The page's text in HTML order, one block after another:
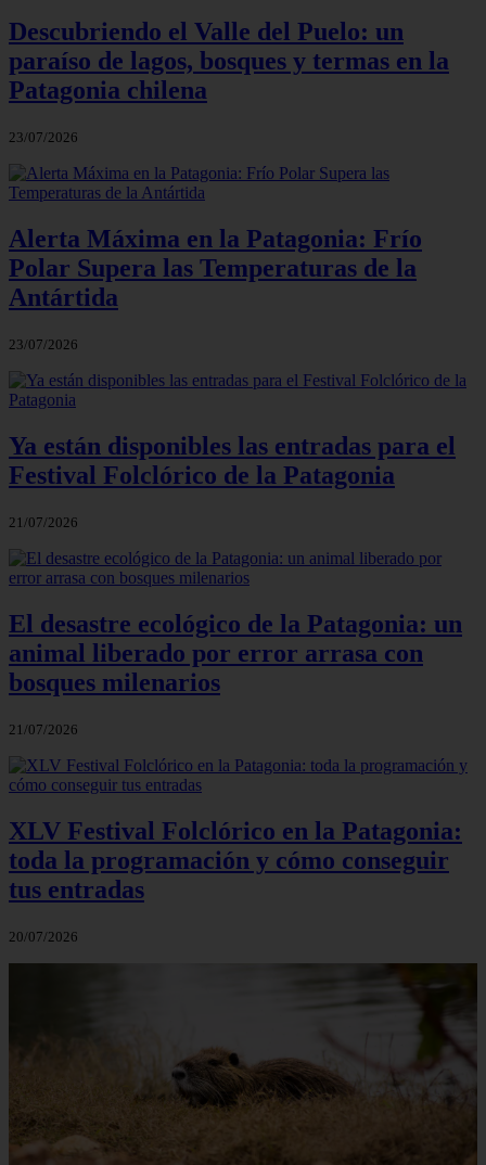
Descubriendo el Valle del Puelo: un
paraíso de lagos, bosques y termas en la
Patagonia chilena
23/07/2026
Alerta Máxima en la Patagonia: Frío
Polar Supera las Temperaturas de la
Antártida
23/07/2026
Ya están disponibles las entradas para el
Festival Folclórico de la Patagonia
21/07/2026
El desastre ecológico de la Patagonia: un
animal liberado por error arrasa con
bosques milenarios
21/07/2026
XLV Festival Folclórico en la Patagonia:
toda la programación y cómo conseguir
tus entradas
20/07/2026